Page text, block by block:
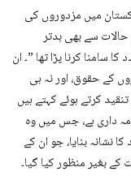
میں مزدوروں کی
کے حالات سے بھی بدتر
سامنا کرنا پڑا تھا ”۔ ان
کے حقوق، اور نہ ہی
کرتے ہوئے کہتے ہیں
داری ہے، جس میں وہ
نشانہ بنایا، جو ان کے
بغیر منظور کیا گیا۔